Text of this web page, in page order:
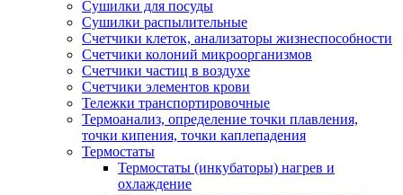
Сушилки для посуды
Сушилки распылительные
Счетчики клеток, анализаторы жизнеспособности
Счетчики колоний микроорганизмов
Счетчики частиц в воздухе
Счетчики элементов крови
Тележки транспортировочные
Термоанализ, определение точки плавления,
точки кипения, точки каплепадения
Термостаты
Термостаты (инкубаторы) нагрев и
охлаждение